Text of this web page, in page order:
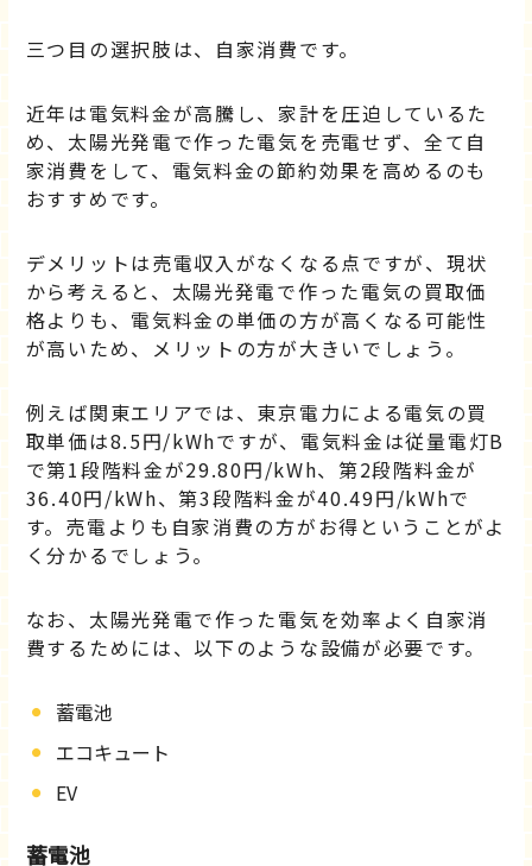
三つ目の選択肢は、自家消費です。
近年は電気料金が高騰し、家計を圧迫しているた
め、太陽光発電で作った電気を売電せず、全て自
家消費をして、電気料金の節約効果を高めるのも
おすすめです。
デメリットは売電収入がなくなる点ですが、現状
から考えると、太陽光発電で作った電気の買取価
格よりも、電気料金の単価の方が高くなる可能性
が高いため、メリットの方が大きいでしょう。
例えば関東エリアでは、東京電力による電気の買
取単価は8.5円/kWhですが、電気料金は従量電灯B
で第1段階料金が29.80円/kWh、第2段階料金が
36.40円/kWh、第3段階料金が40.49円/kWhで
す。売電よりも自家消費の方がお得ということがよ
く分かるでしょう。
なお、太陽光発電で作った電気を効率よく自家消
費するためには、以下のような設備が必要です。
蓄電池
エコキュート
EV
蓄電池